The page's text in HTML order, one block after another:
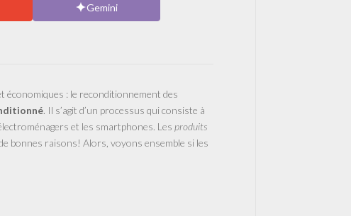
Gemini
économiques : le reconditionnement des
. Il s’agit d’un processus qui consiste à
et les smartphones. Les produits
bonnes raisons! Alors, voyons ensemble si les